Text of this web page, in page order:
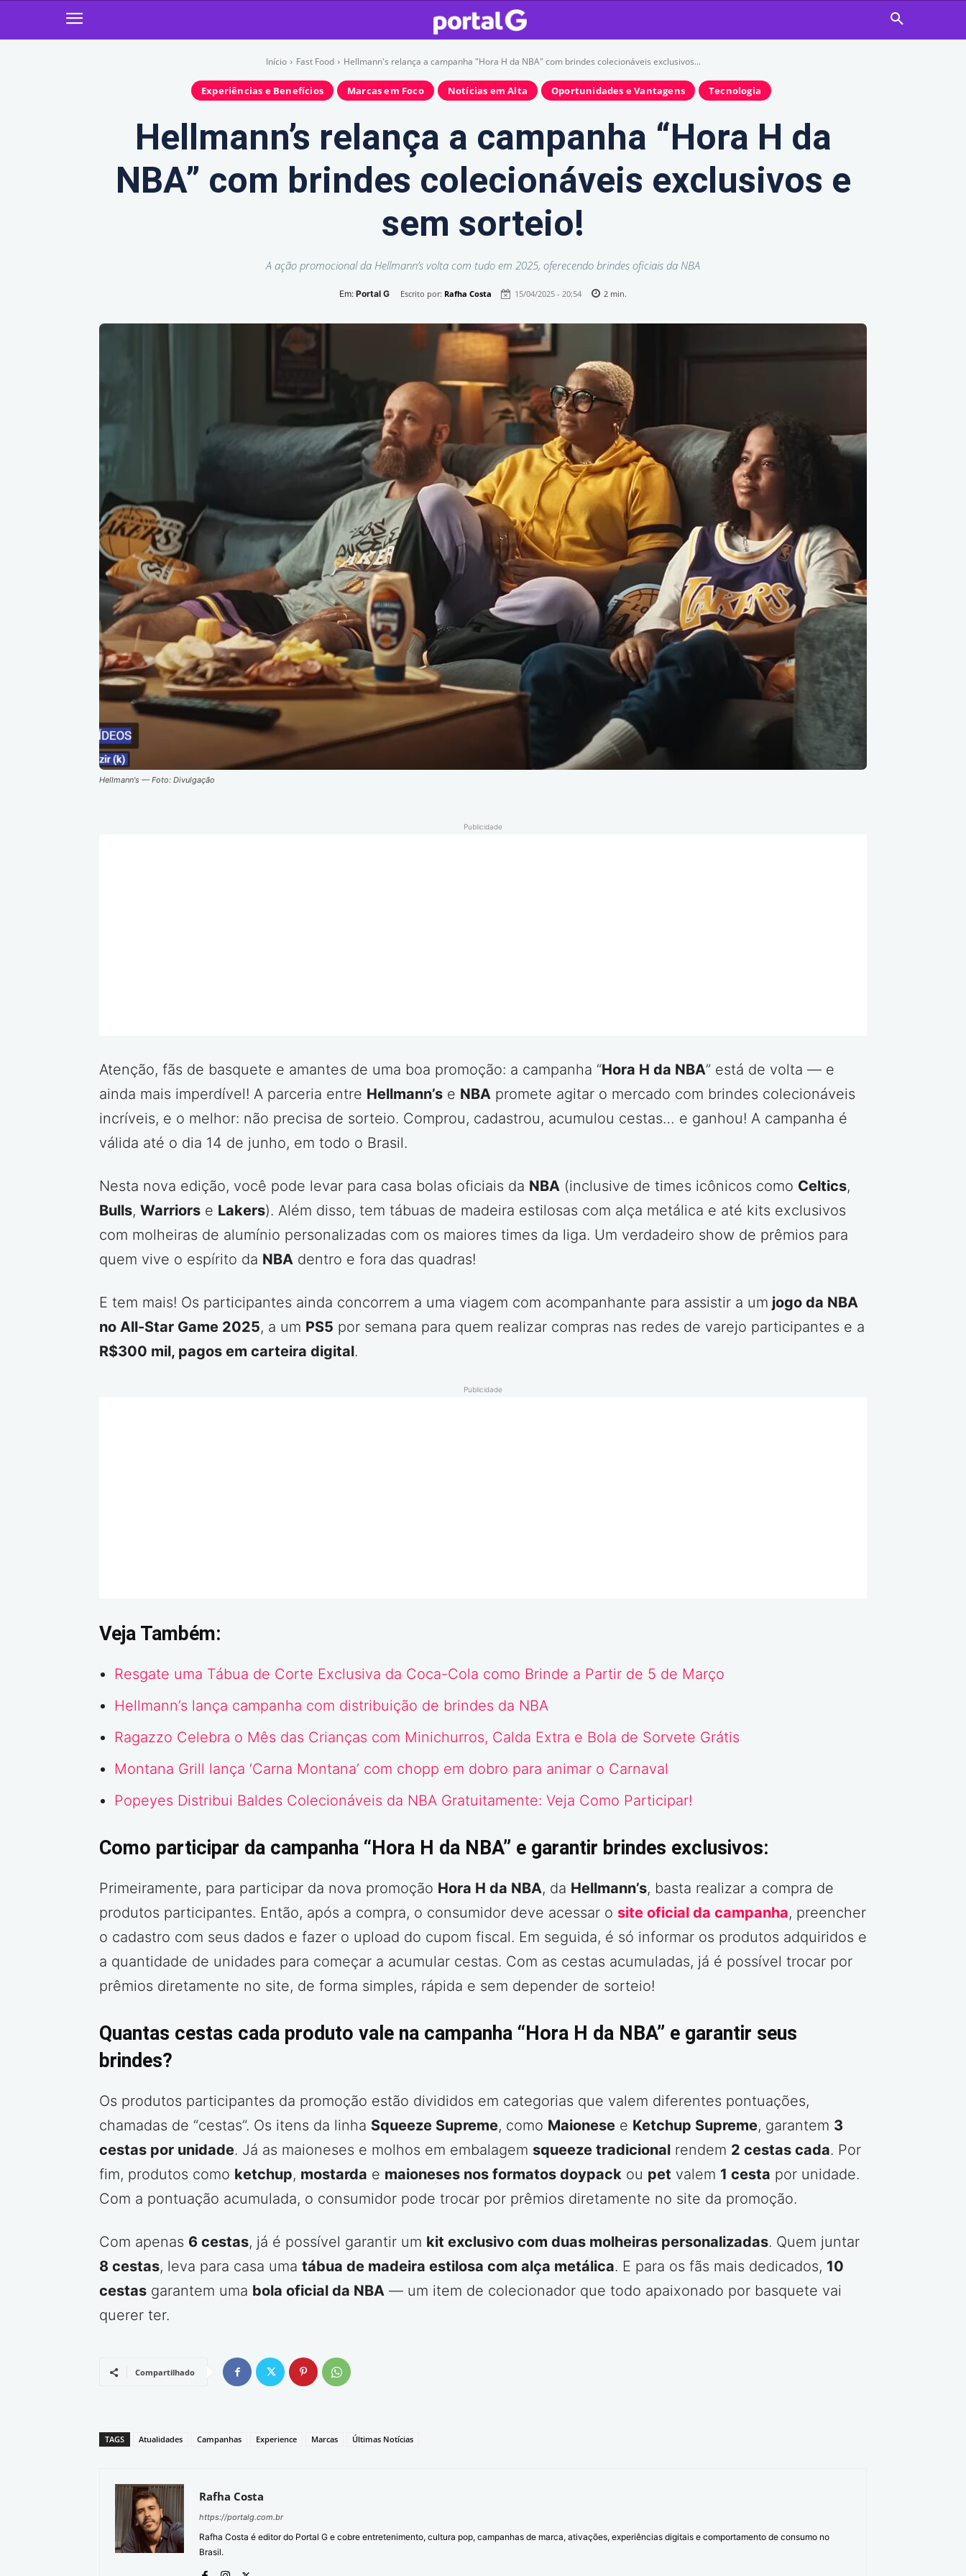
Início Fast Food Hellmann's relança a campanha "Hora H da NBA" com brindes colecionáveis exclusivos...
Experiências e Benefícios Marcas em Foco Notícias em Alta Oportunidades e Vantagens Tecnologia
Hellmann’s relança a campanha “Hora H da
NBA” com brindes colecionáveis exclusivos e
sem sorteio!
A ação promocional da Hellmann’s volta com tudo em 2025, oferecendo brindes oficiais da NBA
Em: Portal G Escrito por: Rafha Costa 15/04/2025 - 20:54 2 min.
Hellmann's — Foto: Divulgação
Publicidade
Atenção, fãs de basquete e amantes de uma boa promoção: a campanha “Hora H da NBA” está de volta — e
ainda mais imperdível! A parceria entre Hellmann’s e NBA promete agitar o mercado com brindes colecionáveis
incríveis, e o melhor: não precisa de sorteio. Comprou, cadastrou, acumulou cestas… e ganhou! A campanha é
válida até o dia 14 de junho, em todo o Brasil.
Nesta nova edição, você pode levar para casa bolas oficiais da NBA (inclusive de times icônicos como Celtics,
Bulls, Warriors e Lakers). Além disso, tem tábuas de madeira estilosas com alça metálica e até kits exclusivos
com molheiras de alumínio personalizadas com os maiores times da liga. Um verdadeiro show de prêmios para
quem vive o espírito da NBA dentro e fora das quadras!
E tem mais! Os participantes ainda concorrem a uma viagem com acompanhante para assistir a um jogo da NBA
no All-Star Game 2025, a um PS5 por semana para quem realizar compras nas redes de varejo participantes e a
R$300 mil, pagos em carteira digital.
Publicidade
Veja Também:
Resgate uma Tábua de Corte Exclusiva da Coca-Cola como Brinde a Partir de 5 de Março
Hellmann’s lança campanha com distribuição de brindes da NBA
Ragazzo Celebra o Mês das Crianças com Minichurros, Calda Extra e Bola de Sorvete Grátis
Montana Grill lança ‘Carna Montana’ com chopp em dobro para animar o Carnaval
Popeyes Distribui Baldes Colecionáveis da NBA Gratuitamente: Veja Como Participar!
Como participar da campanha “Hora H da NBA” e garantir brindes exclusivos:
Primeiramente, para participar da nova promoção Hora H da NBA, da Hellmann’s, basta realizar a compra de
produtos participantes. Então, após a compra, o consumidor deve acessar o site oficial da campanha, preencher
o cadastro com seus dados e fazer o upload do cupom fiscal. Em seguida, é só informar os produtos adquiridos e
a quantidade de unidades para começar a acumular cestas. Com as cestas acumuladas, já é possível trocar por
prêmios diretamente no site, de forma simples, rápida e sem depender de sorteio!
Quantas cestas cada produto vale na campanha “Hora H da NBA” e garantir seus
brindes?
Os produtos participantes da promoção estão divididos em categorias que valem diferentes pontuações,
chamadas de “cestas”. Os itens da linha Squeeze Supreme, como Maionese e Ketchup Supreme, garantem 3
cestas por unidade. Já as maioneses e molhos em embalagem squeeze tradicional rendem 2 cestas cada. Por
fim, produtos como ketchup, mostarda e maioneses nos formatos doypack ou pet valem 1 cesta por unidade.
Com a pontuação acumulada, o consumidor pode trocar por prêmios diretamente no site da promoção.
Com apenas 6 cestas, já é possível garantir um kit exclusivo com duas molheiras personalizadas. Quem juntar
8 cestas, leva para casa uma tábua de madeira estilosa com alça metálica. E para os fãs mais dedicados, 10
cestas garantem uma bola oficial da NBA — um item de colecionador que todo apaixonado por basquete vai
querer ter.
Compartilhado
TAGS Atualidades Campanhas Experience Marcas Últimas Notícias
Rafha Costa
https://portalg.com.br
Rafha Costa é editor do Portal G e cobre entretenimento, cultura pop, campanhas de marca, ativações, experiências digitais e comportamento de consumo no
Brasil.